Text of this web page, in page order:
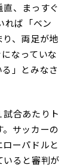
、まっすぐ
れば「ベン
、両足が地
なっていな
」とみなさ
合あたりト
サッカーの
ーパドルと
いると審判が